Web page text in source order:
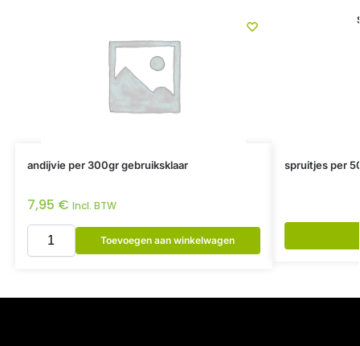
andijvie per 300gr gebruiksklaar
7,95 € Incl. BTW
Toevoegen aan winkelwagen
spruitjes per